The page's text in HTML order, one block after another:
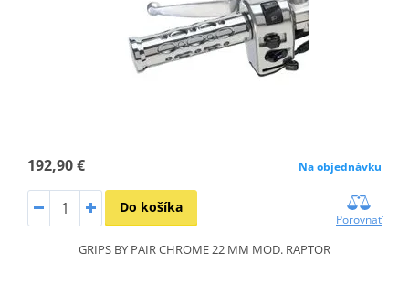
192,90 € Na objednávku
Do košíka
Porovnať
GRIPS BY PAIR CHROME 22 MM MOD. RAPTOR